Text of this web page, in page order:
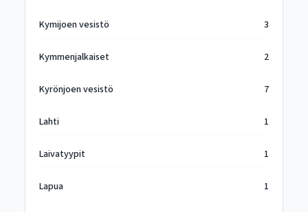
Kymijoen vesistö 3
Kymmenjalkaiset 2
Kyrönjoen vesistö 7
Lahti 1
Laivatyypit 1
Lapua 1